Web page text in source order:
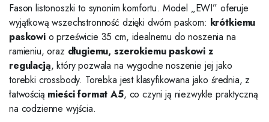
Fason listonoszki to synonim komfortu. Model „EWI” oferuje
wyjątkową wszechstronność dzięki dwóm paskom: krótkiemu
paskowio prześwicie 35 cm, idealnemu do noszenia na
ramieniu, oraz długiemu, szerokiemu paskowi z
regulacją, który pozwala na wygodne noszenie jej jako
torebki crossbody. Torebka jest klasyfikowana jako średnia, z
łatwością mieści format A5, co czyni ją niezwykle praktyczną
na codzienne wyjścia.